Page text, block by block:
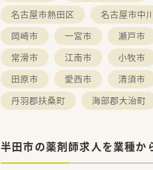
名古屋市熱田区
名古屋市中
岡崎市
一宮市 瀬戸市
常滑市
江南市 小牧市
田原市
愛西市 清須市
丹羽郡扶桑町
海部郡大治町
半田市の薬剤師求人を業種か